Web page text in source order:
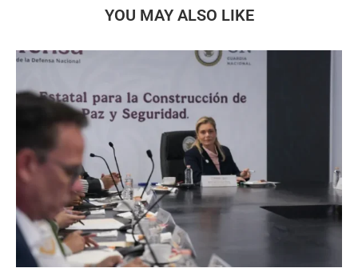
YOU MAY ALSO LIKE